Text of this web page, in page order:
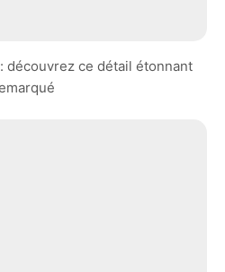
découvrez ce détail étonnant